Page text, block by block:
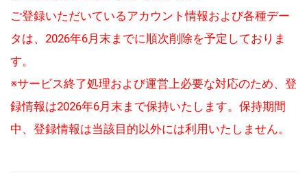
ご登録いただいているアカウント情報および各種デー
タは、2026年6月末までに順次削除を予定しておりま
す。
※サービス終了処理および運営上必要な対応のため、登
録情報は2026年6月末まで保持いたします。保持期間
中、登録情報は当該目的以外には利用いたしません。